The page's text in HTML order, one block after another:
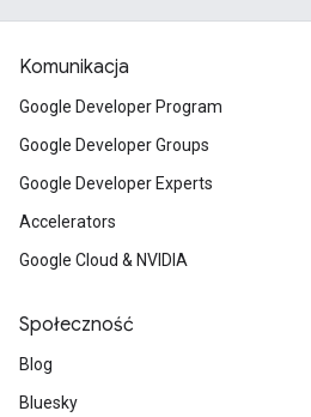
Komunikacja
Google Developer Program
Google Developer Groups
Google Developer Experts
Accelerators
Google Cloud & NVIDIA
Społeczność
Blog
Bluesky